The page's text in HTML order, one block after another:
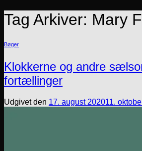
Tag Arkiver: Mary
Bøger
Klokkerne og andre
fortællinger
Udgivet den 17. august 202011.